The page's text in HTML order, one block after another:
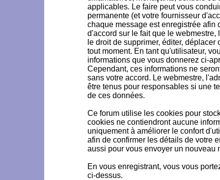
applicables. Le faire peut vous
permanente (et votre fournisseur
chaque message est enregistrée afin
d'accord sur le fait que le
le droit de supprimer, éditer,
tout moment. En tant qu'utilisateur,
informations que vous donnerez ci-
Cependant, ces informations ne
sans votre accord. Le webmestre,
être tenus pour responsables si une
de ces données.
Ce forum utilise les cookies pour
cookies ne contiendront aucune
uniquement à améliorer le confort
afin de confirmer les détails de votre
aussi pour vous envoyer un nouveau
En vous enregistrant, vous vous
ci-dessus.